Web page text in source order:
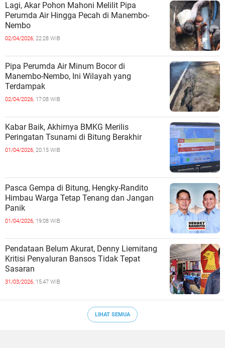
Lagi, Akar Pohon Mahoni Melilit Pipa
Perumda Air Hingga Pecah di Manembo-
Nembo
02/04/2026, 22:28 WIB
Pipa Perumda Air Minum Bocor di
Manembo-Nembo, Ini Wilayah yang
Terdampak
02/04/2026, 17:08 WIB
Kabar Baik, Akhirnya BMKG Merilis
Peringatan Tsunami di Bitung Berakhir
01/04/2026, 20:15 WIB
Pasca Gempa di Bitung, Hengky-Randito
Himbau Warga Tetap Tenang dan Jangan
Panik
01/04/2026, 19:08 WIB
Pendataan Belum Akurat, Denny Liemitang
Kritisi Penyaluran Bansos Tidak Tepat
Sasaran
31/03/2026, 15:47 WIB
LIHAT SEMUA